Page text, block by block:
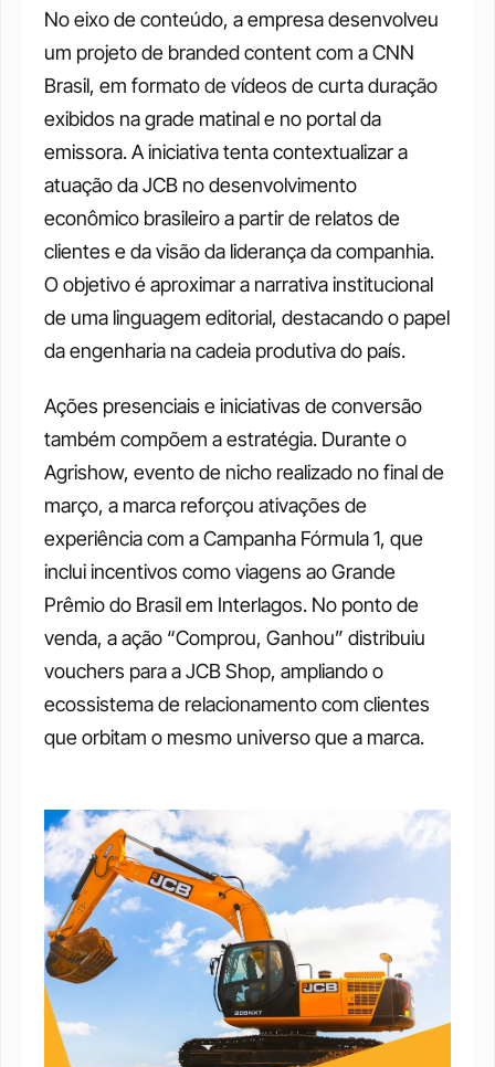
No eixo de conteúdo, a empresa desenvolveu
um projeto de branded content com a CNN
Brasil, em formato de vídeos de curta duração
exibidos na grade matinal e no portal da
emissora. A iniciativa tenta contextualizar a
atuação da JCB no desenvolvimento
econômico brasileiro a partir de relatos de
clientes e da visão da liderança da companhia.
O objetivo é aproximar a narrativa institucional
de uma linguagem editorial, destacando o papel
da engenharia na cadeia produtiva do país.
Ações presenciais e iniciativas de conversão
também compõem a estratégia. Durante o
Agrishow, evento de nicho realizado no final de
março, a marca reforçou ativações de
experiência com a Campanha Fórmula 1, que
inclui incentivos como viagens ao Grande
Prêmio do Brasil em Interlagos. No ponto de
venda, a ação “Comprou, Ganhou” distribuiu
vouchers para a JCB Shop, ampliando o
ecossistema de relacionamento com clientes
que orbitam o mesmo universo que a marca.